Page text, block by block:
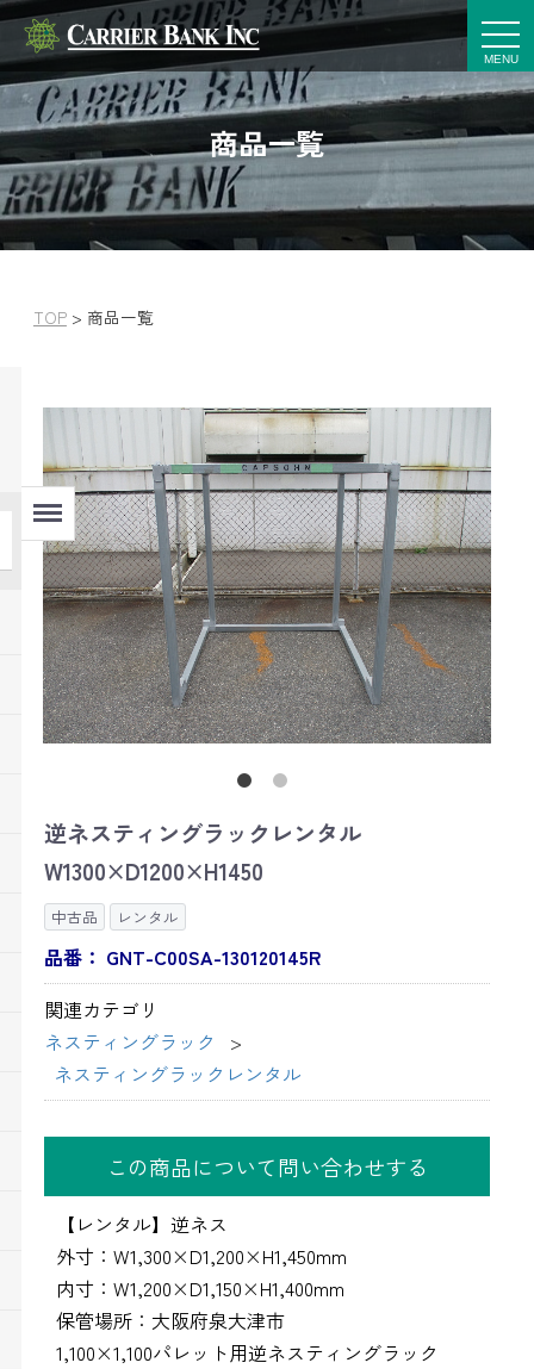
t
o
g
g
l
n
v
g
t
商品一覧
TOP > 商品一覧
Menu
逆ネスティングラックレンタル
W1300×D1200×H1450
中古品 レンタル
品番： GNT-C00SA-130120145R
関連カテゴリ
ネスティングラック
ネスティングラックレンタル
この商品について問い合わせする
【レンタル】逆ネス
外寸：W1,300×D1,200×H1,450mm
内寸：W1,200×D1,150×H1,400mm
保管場所：大阪府泉大津市
1,100×1,100パレット用逆ネスティングラック